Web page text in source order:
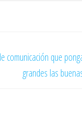
comunicación que
grandes las